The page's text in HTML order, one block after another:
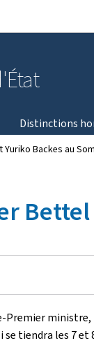
Distinctions
Backes au
Premier
tiendra les 7 et